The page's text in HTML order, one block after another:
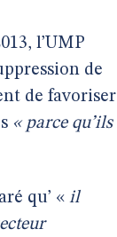
l’UMP
de
de favoriser
« parce qu’ils
qu’ « il